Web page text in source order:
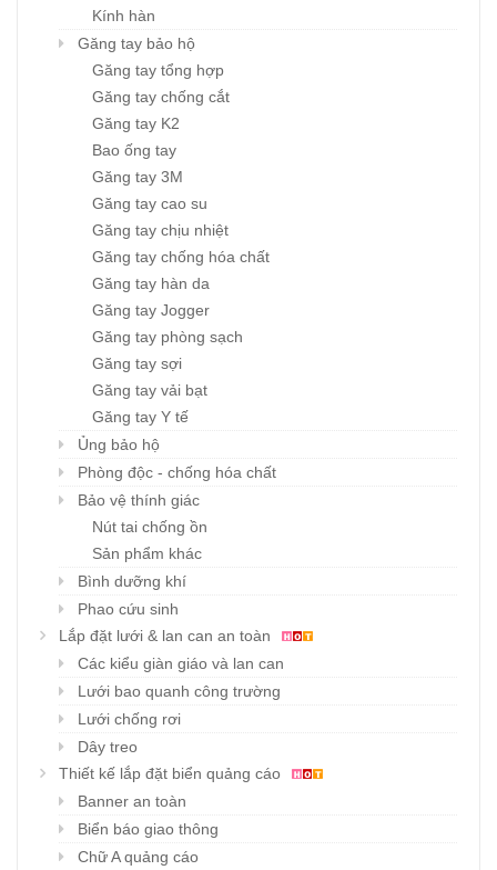
Kính hàn
Găng tay bảo hộ
Găng tay tổng hợp
Găng tay chống cắt
Găng tay K2
Bao ống tay
Găng tay 3M
Găng tay cao su
Găng tay chịu nhiệt
Găng tay chống hóa chất
Găng tay hàn da
Găng tay Jogger
Găng tay phòng sạch
Găng tay sợi
Găng tay vải bạt
Găng tay Y tế
Ủng bảo hộ
Phòng độc - chống hóa chất
Bảo vệ thính giác
Nút tai chống ồn
Sản phẩm khác
Bình dưỡng khí
Phao cứu sinh
Lắp đặt lưới & lan can an toàn
Các kiểu giàn giáo và lan can
Lưới bao quanh công trường
Lưới chống rơi
Dây treo
Thiết kế lắp đặt biển quảng cáo
Banner an toàn
Biển báo giao thông
Chữ A quảng cáo